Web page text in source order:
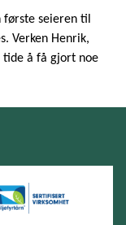
første seieren til
Verken Henrik,
tide å få gjort noe